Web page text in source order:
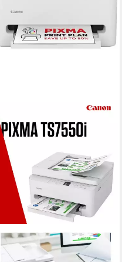
CANON
PIXMA TS7550i